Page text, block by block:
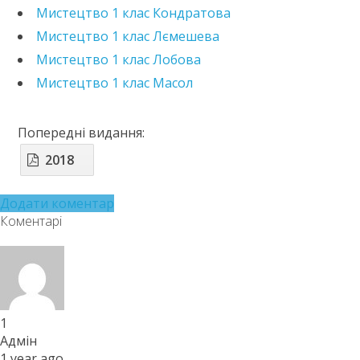
Мистецтво 1 клас Кондратова
Мистецтво 1 клас Лємешева
Мистецтво 1 клас Лобова
Мистецтво 1 клас Масол
Попередні видання:
2018
Додати коментар
Коментарі
1
Адмін